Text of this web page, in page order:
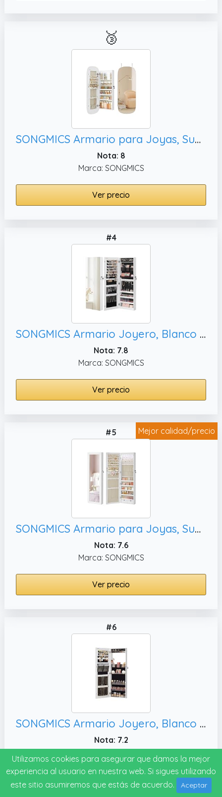
🥉
SONGMICS Armario para Joyas, Superficie Blanca y Forro Gris Beige JJC026W01
Nota: 8
Marca: SONGMICS
Ver precio
#4
SONGMICS Armario Joyero, Blanco JJC001W01
Nota: 7.8
Marca: SONGMICS
Ver precio
Mejor calidad/precio
#5
SONGMICS Armario para Joyas, Superficie Blanca y Forro Gris JJC093W01
Nota: 7.6
Marca: SONGMICS
Ver precio
#6
SONGMICS Armario Joyero, Blanco Nube JJC003W01
Nota: 7.2
Marca: SONGMICS
Utilizamos cookies para asegurar que damos la mejor
experiencia al usuario en nuestra web. Si sigues utilizando
este sitio asumiremos que estás de acuerdo.
Aceptar